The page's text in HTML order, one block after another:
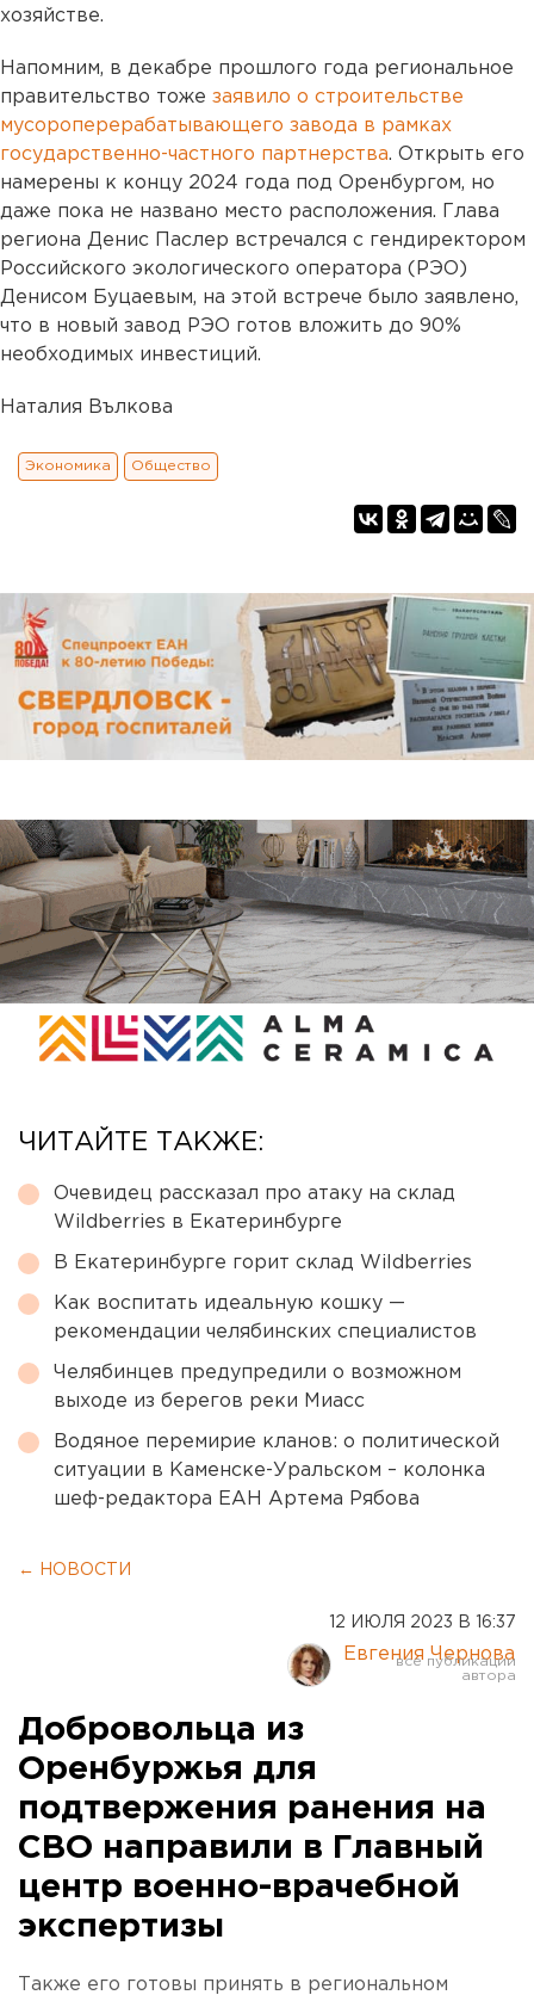
хозяйстве.
Напомним, в декабре прошлого года региональное
правительство тоже заявило о строительстве
мусороперерабатывающего завода в рамках
государственно-частного партнерства. Открыть его
намерены к концу 2024 года под Оренбургом, но
даже пока не названо место расположения. Глава
региона Денис Паслер встречался с гендиректором
Российского экологического оператора (РЭО)
Денисом Буцаевым, на этой встрече было заявлено,
что в новый завод РЭО готов вложить до 90%
необходимых инвестиций.
Наталия Вълкова
Экономика Общество
ЧИТАЙТЕ ТАКЖЕ:
Очевидец рассказал про атаку на склад
Wildberries в Екатеринбурге
В Екатеринбурге горит склад Wildberries
Как воспитать идеальную кошку —
рекомендации челябинских специалистов
Челябинцев предупредили о возможном
выходе из берегов реки Миасс
Водяное перемирие кланов: о политической
ситуации в Каменске-Уральском – колонка
шеф-редактора ЕАН Артема Рябова
← НОВОСТИ
12 ИЮЛЯ 2023 В 16:37
Евгения Чернова
Добровольца из
Оренбуржья для
подтвержения ранения на
СВО направили в Главный
центр военно-врачебной
экспертизы
Также его готовы принять в региональном